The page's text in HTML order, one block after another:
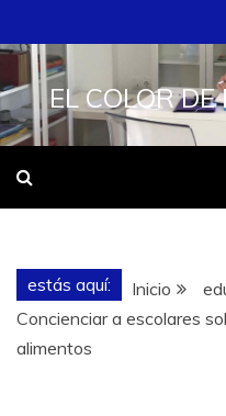
al
contenido
EL COLOR
estás aquí: Inicio
Concienciar a escolares
alimentos